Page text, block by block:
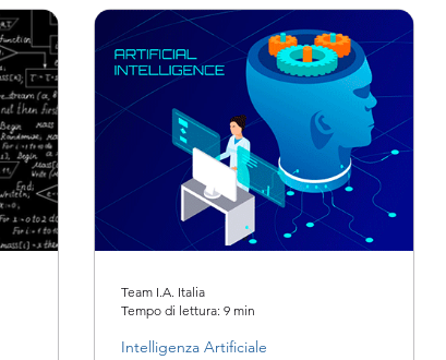
Intelligenza Artificiale
Team I.A. Italia
Tempo di lettura: 9 min